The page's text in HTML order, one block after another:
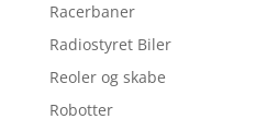
Racerbaner
Radiostyret Biler
Reoler og skabe
Robotter